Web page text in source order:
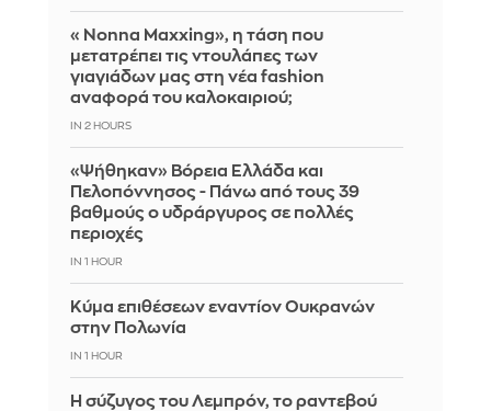
«Nonna Maxxing», η τάση που
μετατρέπει τις ντουλάπες των
γιαγιάδων μας στη νέα fashion
αναφορά του καλοκαιριού;
IN 2 HOURS
«Ψήθηκαν» Βόρεια Ελλάδα και
Πελοπόννησος - Πάνω από τους 39
βαθμούς ο υδράργυρος σε πολλές
περιοχές
IN 1 HOUR
Κύμα επιθέσεων εναντίον Ουκρανών
στην Πολωνία
IN 1 HOUR
Η σύζυγος του Λεμπρόν, το ραντεβού